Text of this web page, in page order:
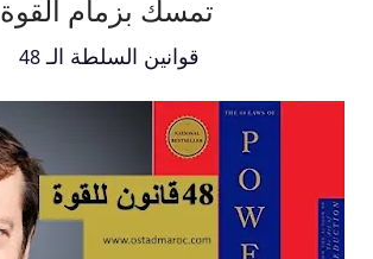
تمسك بزمام القوة
قوانين السلطة الـ48